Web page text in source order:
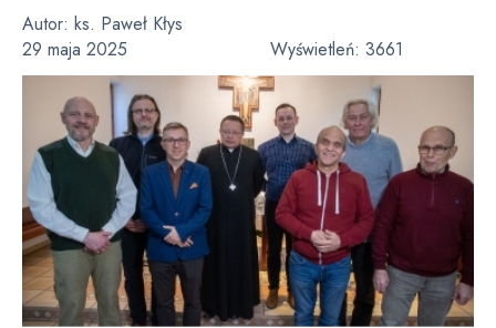
Autor: ks. Paweł Kłys
29 maja 2025
Wyświetleń: 3661